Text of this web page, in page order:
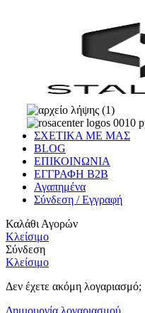
ΣΧΕΤΙΚΑ ΜΕ ΜΑΣ
BLOG
ΕΠΙΚΟΙΝΩΝΙΑ
ΕΓΓΡΑΦΗ Β2Β
Αγαπημένα
Σύνδεση / Εγγραφή
Καλάθι Αγορών
Κλείσιμο
Σύνδεση
Κλείσιμο
Δεν έχετε ακόμη λογαριασμό;
Δημιουργία λογαριασμού